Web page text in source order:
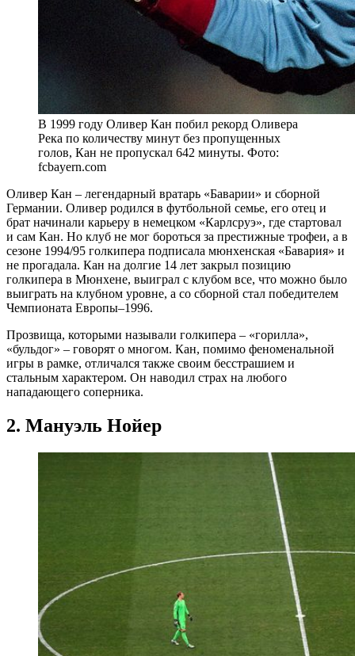
В 1999 году Оливер Кан побил рекорд Оливера
Река по количеству минут без пропущенных
голов, Кан не пропускал 642 минуты. Фото:
fcbayern.com
Оливер Кан – легендарный вратарь «Баварии» и сборной
Германии. Оливер родился в футбольной семье, его отец и
брат начинали карьеру в немецком «Карлсруэ», где стартовал
и сам Кан. Но клуб не мог бороться за престижные трофеи, а в
сезоне 1994/95 голкипера подписала мюнхенская «Бавария» и
не прогадала. Кан на долгие 14 лет закрыл позицию
голкипера в Мюнхене, выиграл с клубом все, что можно было
выиграть на клубном уровне, а со сборной стал победителем
Чемпионата Европы–1996.
Прозвища, которыми называли голкипера – «горилла»,
«бульдог» – говорят о многом. Кан, помимо феноменальной
игры в рамке, отличался также своим бесстрашием и
стальным характером. Он наводил страх на любого
нападающего соперника.
2. Мануэль Нойер